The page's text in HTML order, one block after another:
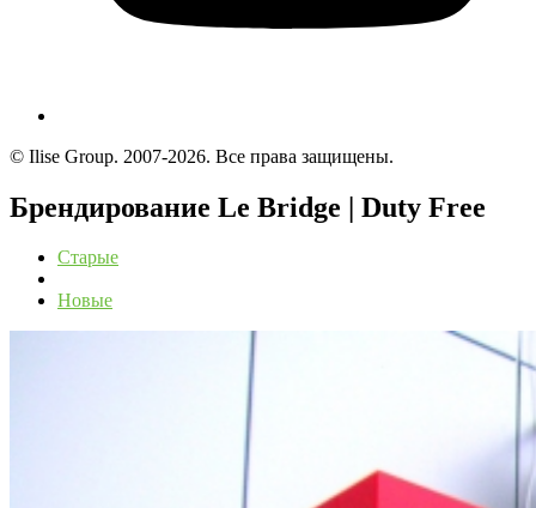
© Ilise Group. 2007-2026. Все права защищены.
Брендирование Le Bridge | Duty Free
Старые
Новые